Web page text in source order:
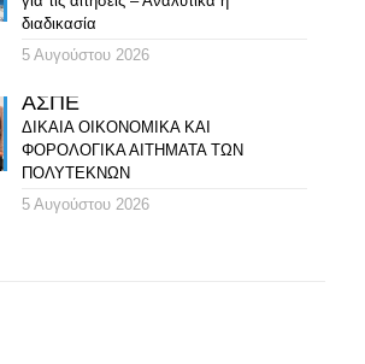
διαδικασία
5 Αυγούστου 2026
ΑΣΠΕ
ΔΙΚΑΙΑ ΟΙΚΟΝΟΜΙΚΑ ΚΑΙ
ΦΟΡΟΛΟΓΙΚΑ ΑΙΤΗΜΑΤΑ ΤΩΝ
ΠΟΛΥΤΕΚΝΩΝ
5 Αυγούστου 2026